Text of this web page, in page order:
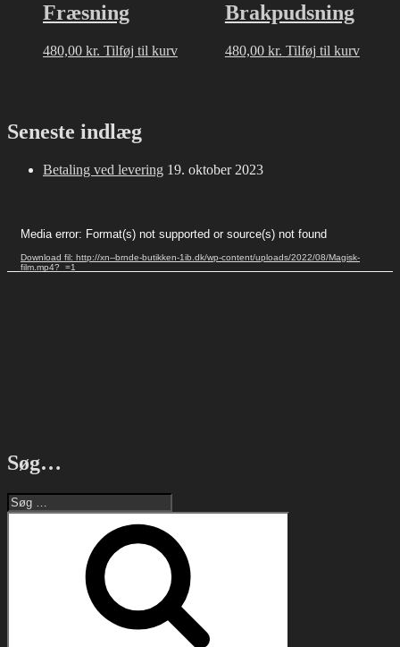
Fræsning
480,00 kr. Tilføj til kurv
Brakpudsning
480,00 kr. Tilføj til kurv
Seneste indlæg
Betaling ved levering 19. oktober 2023
Media error: Format(s) not supported or source(s) not found
Download fil: http://xn--brnde-butikken-1ib.dk/wp-content/uploads/2022/08/Magisk-
film.mp4?_=1
Søg…
Søg
efter: